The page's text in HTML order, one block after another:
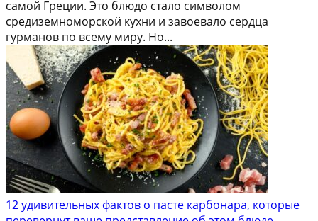
самой Греции. Это блюдо стало символом
средиземноморской кухни и завоевало сердца
гурманов по всему миру. Но...
12 удивительных фактов о пасте карбонара, которые